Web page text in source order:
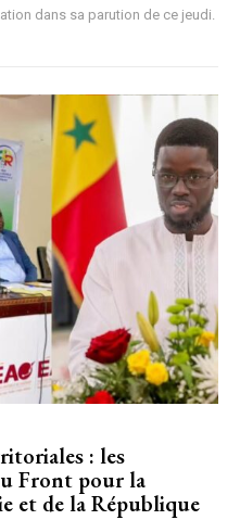
dans sa parution de ce jeudi.
: les
Front pour la
et de la République